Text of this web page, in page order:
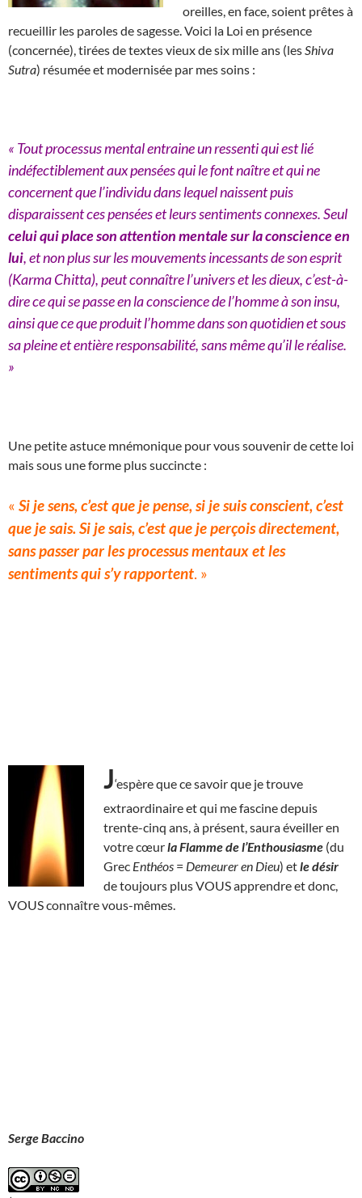
oreilles, en face, soient prêtes à
recueillir les paroles de sagesse. Voici la Loi en présence
(concernée), tirées de textes vieux de six mille ans (les Shiva
Sutra) résumée et modernisée par mes soins :
« Tout processus mental entraine un ressenti qui est lié
indéfectiblement aux pensées qui le font naître et qui ne
concernent que l’individu dans lequel naissent puis
disparaissent ces pensées et leurs sentiments connexes. Seul
celui qui place son attention mentale sur la conscience en
lui, et non plus sur les mouvements incessants de son esprit
(Karma Chitta), peut connaître l’univers et les dieux, c’est-à-
dire ce qui se passe en la conscience de l’homme à son insu,
ainsi que ce que produit l’homme dans son quotidien et sous
sa pleine et entière responsabilité, sans même qu’il le réalise.
»
Une petite astuce mnémonique pour vous souvenir de cette loi
mais sous une forme plus succincte :
« Si je sens, c’est que je pense, si je suis conscient, c’est
que je sais. Si je sais, c’est que je perçois directement,
sans passer par les processus mentaux et les
sentiments qui s’y rapportent. »
J‘espère que ce savoir que je trouve
extraordinaire et qui me fascine depuis
trente-cinq ans, à présent, saura éveiller en
votre cœurla Flamme de l’Enthousiasme (du
Grec Enthéos = Demeurer en Dieu) etle désir
de toujours plus VOUS apprendre et donc,
VOUS connaître vous-mêmes.
Serge Baccino